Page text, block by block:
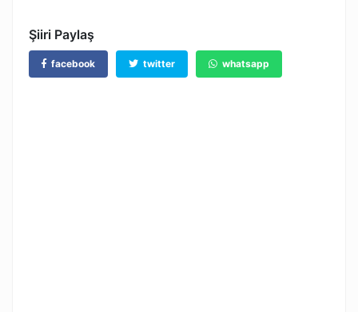
Şiiri Paylaş
facebook twitter whatsapp